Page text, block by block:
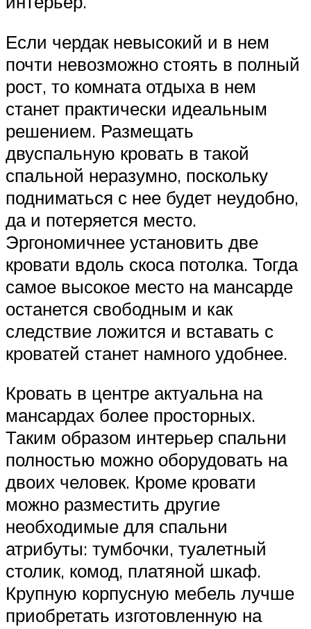
Если чердак невысокий и в нем
почти невозможно стоять в полный
рост, то комната отдыха в нем
станет практически идеальным
решением. Размещать
двуспальную кровать в такой
спальной неразумно, поскольку
подниматься с нее будет неудобно,
да и потеряется место.
Эргономичнее установить две
кровати вдоль скоса потолка. Тогда
самое высокое место на мансарде
останется свободным и как
следствие ложится и вставать с
кроватей станет намного удобнее.
Кровать в центре актуальна на
мансардах более просторных.
Таким образом интерьер спальни
полностью можно оборудовать на
двоих человек. Кроме кровати
можно разместить другие
необходимые для спальни
атрибуты: тумбочки, туалетный
столик, комод, платяной шкаф.
Крупную корпусную мебель лучше
приобретать изготовленную на